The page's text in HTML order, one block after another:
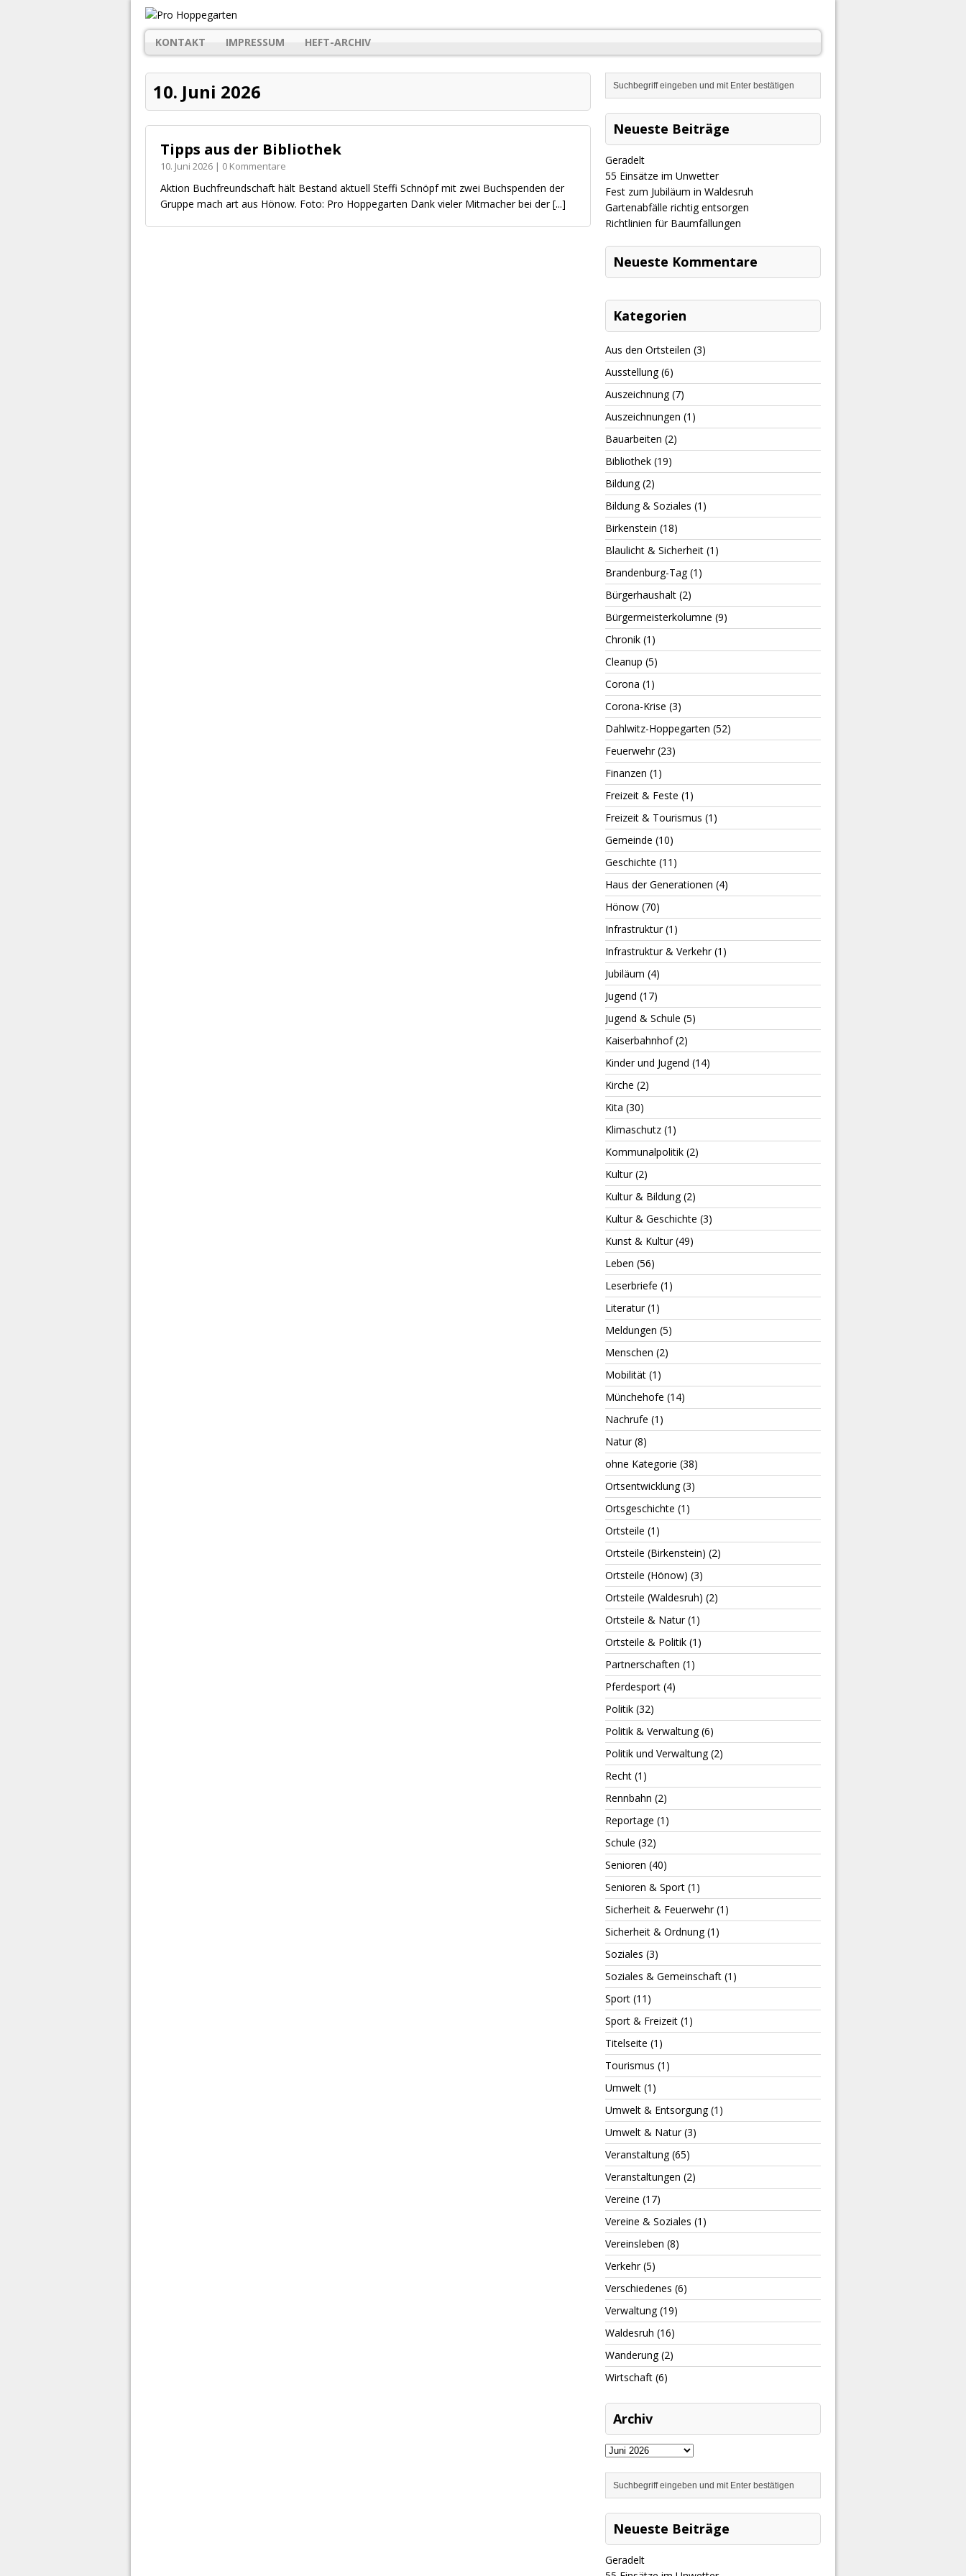
KONTAKT IMPRESSUM HEFT-ARCHIV
10. Juni 2026
Tipps aus der Bibliothek
10. Juni 2026 | 0 Kommentare
Aktion Buchfreundschaft hält Bestand aktuell Steffi Schnöpf mit zwei Buchspenden der
Gruppe mach art aus Hönow. Foto: Pro Hoppegarten Dank vieler Mitmacher bei der[...]
Neueste Beiträge
Geradelt
​55 Einsätze im Unwetter
Fest zum Jubiläum in Waldesruh
Gartenabfälle richtig entsorgen
Richtlinien für Baumfällungen
Neueste Kommentare
Kategorien
Aus den Ortsteilen (3)
Ausstellung(6)
Auszeichnung(7)
Auszeichnungen (1)
Bauarbeiten (2)
Bibliothek (19)
Bildung(2)
Bildung & Soziales (1)
Birkenstein (18)
Blaulicht & Sicherheit (1)
Brandenburg-Tag(1)
Bürgerhaushalt (2)
Bürgermeisterkolumne (9)
Chronik (1)
Cleanup (5)
Corona (1)
Corona-Krise (3)
Dahlwitz-Hoppegarten (52)
Feuerwehr(23)
Finanzen (1)
Freizeit & Feste (1)
Freizeit & Tourismus (1)
Gemeinde (10)
Geschichte (11)
Haus der Generationen (4)
Hönow (70)
Infrastruktur(1)
Infrastruktur & Verkehr(1)
Jubiläum (4)
Jugend (17)
Jugend & Schule (5)
Kaiserbahnhof(2)
Kinder und Jugend (14)
Kirche (2)
Kita (30)
Klimaschutz (1)
Kommunalpolitik (2)
Kultur(2)
Kultur & Bildung(2)
Kultur & Geschichte (3)
Kunst & Kultur(49)
Leben (56)
Leserbriefe (1)
Literatur(1)
Meldungen (5)
Menschen (2)
Mobilität (1)
Münchehofe (14)
Nachrufe (1)
Natur(8)
ohne Kategorie (38)
Ortsentwicklung(3)
Ortsgeschichte (1)
Ortsteile (1)
Ortsteile (Birkenstein) (2)
Ortsteile (Hönow) (3)
Ortsteile (Waldesruh) (2)
Ortsteile & Natur(1)
Ortsteile & Politik (1)
Partnerschaften (1)
Pferdesport (4)
Politik (32)
Politik & Verwaltung(6)
Politik und Verwaltung(2)
Recht (1)
Rennbahn (2)
Reportage (1)
Schule (32)
Senioren (40)
Senioren & Sport (1)
Sicherheit & Feuerwehr(1)
Sicherheit & Ordnung(1)
Soziales (3)
Soziales & Gemeinschaft (1)
Sport (11)
Sport & Freizeit (1)
Titelseite (1)
Tourismus (1)
Umwelt (1)
Umwelt & Entsorgung(1)
Umwelt & Natur(3)
Veranstaltung(65)
Veranstaltungen (2)
Vereine (17)
Vereine & Soziales (1)
Vereinsleben (8)
Verkehr(5)
Verschiedenes (6)
Verwaltung(19)
Waldesruh (16)
Wanderung(2)
Wirtschaft (6)
Archiv
Neueste Beiträge
Geradelt